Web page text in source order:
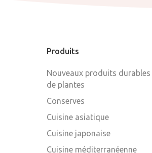
Produits
Nouveaux produits
de plantes
Conserves
Cuisine asiatique
Cuisine japonaise
Cuisine méditerranéenne